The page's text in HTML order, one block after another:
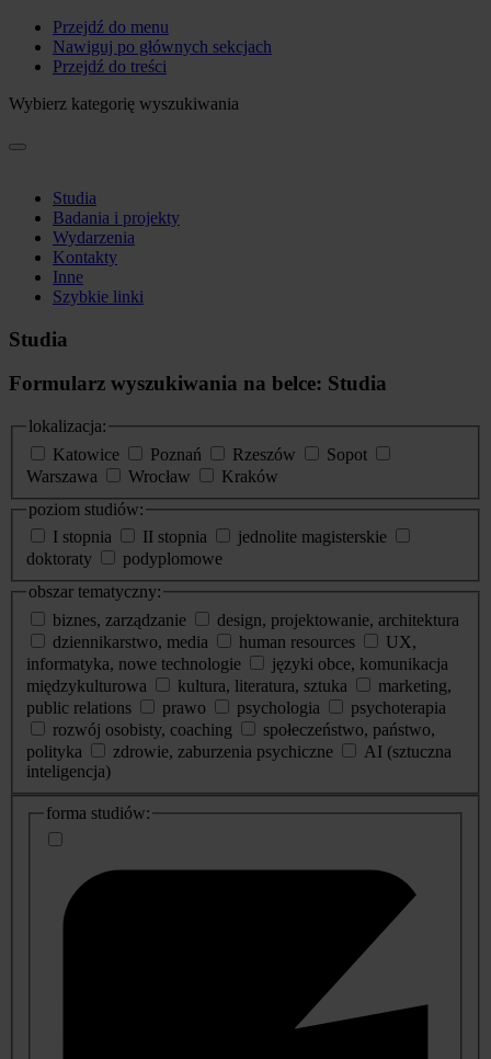
Przejdź do menu
Nawiguj po głównych sekcjach
Przejdź do treści
Wybierz kategorię wyszukiwania
Studia
Badania i projekty
Wydarzenia
Kontakty
Inne
Szybkie linki
Studia
Formularz wyszukiwania na belce: Studia
lokalizacja:
Katowice
Poznań Rzeszów
Sopot
Warszawa
Wrocław
Kraków
poziom studiów:
I stopnia
II stopnia
jednolite magisterskie
doktoraty
podyplomowe
obszar tematyczny:
biznes, zarządzanie
design, projektowanie, architektura
dziennikarstwo, media
human resources
UX,
informatyka, nowe technologie
języki obce, komunikacja
międzykulturowa
kultura, literatura, sztuka
marketing,
public relations
prawo psychologia
psychoterapia
rozwój osobisty, coaching
społeczeństwo, państwo,
polityka
zdrowie, zaburzenia psychiczne
AI (sztuczna
inteligencja)
dodatkowe
informacje
forma studiów: